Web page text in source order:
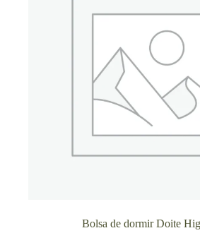
Bolsa de dormir Doite